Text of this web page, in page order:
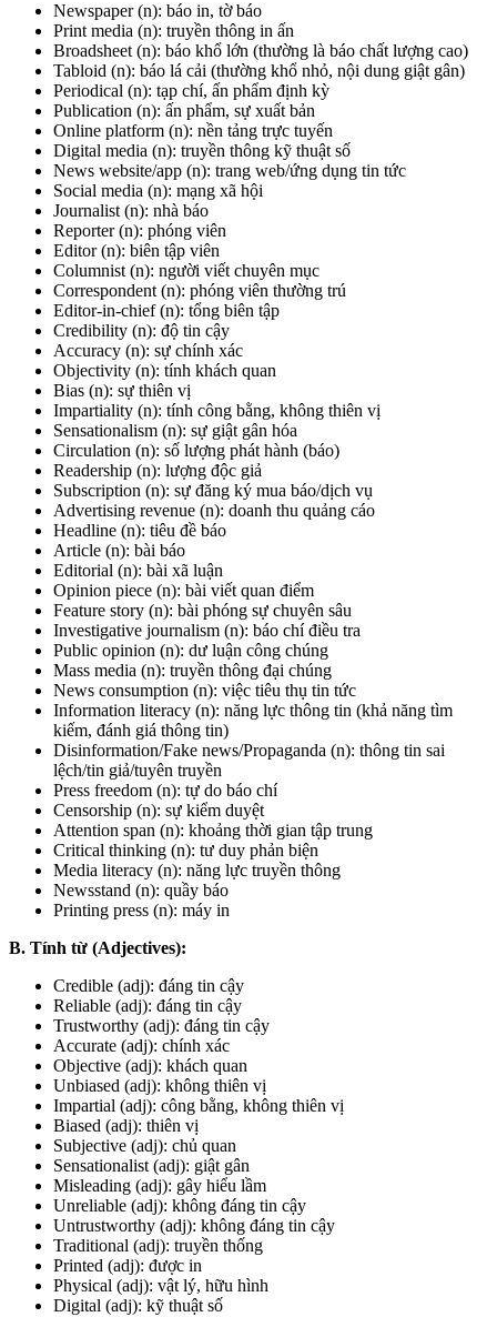
Newspaper(n): báo in, tờ báo
Print media (n): truyền thông in ấn
Broadsheet (n): báo khổ lớn (thường là báo chất lượng cao)
Tabloid (n): báo lá cải (thường khổ nhỏ, nội dung giật gân)
Periodical (n): tạp chí, ấn phẩm định kỳ
Publication (n): ấn phẩm, sự xuất bản
Online platform (n): nền tảng trực tuyến
Digital media (n): truyền thông kỹ thuật số
News website/app (n): trang web/ứng dụng tin tức
Social media (n): mạng xã hội
Journalist (n): nhà báo
Reporter(n): phóng viên
Editor(n): biên tập viên
Columnist (n): người viết chuyên mục
Correspondent (n): phóng viên thường trú
Editor-in-chief(n): tổng biên tập
Credibility (n): độ tin cậy
Accuracy (n): sự chính xác
Objectivity (n): tính khách quan
Bias (n): sự thiên vị
Impartiality (n): tính công bằng, không thiên vị
Sensationalism (n): sự giật gân hóa
Circulation (n): số lượng phát hành (báo)
Readership (n): lượng độc giả
Subscription (n): sự đăng ký mua báo/dịch vụ
Advertising revenue (n): doanh thu quảng cáo
Headline (n): tiêu đề báo
Article (n): bài báo
Editorial (n): bài xã luận
Opinion piece (n): bài viết quan điểm
Feature story (n): bài phóng sự chuyên sâu
Investigative journalism (n): báo chí điều tra
Public opinion (n): dư luận công chúng
Mass media (n): truyền thông đại chúng
News consumption (n): việc tiêu thụ tin tức
Information literacy (n): năng lực thông tin (khả năng tìm
kiếm, đánh giá thông tin)
Disinformation/Fake news/Propaganda (n): thông tin sai
lệch/tin giả/tuyên truyền
Press freedom (n): tự do báo chí
Censorship (n): sự kiểm duyệt
Attention span (n): khoảng thời gian tập trung
Critical thinking (n): tư duy phản biện
Media literacy (n): năng lực truyền thông
Newsstand (n): quầy báo
Printing press (n): máy in
B. Tính từ (Adjectives):
Credible (adj): đáng tin cậy
Reliable (adj): đáng tin cậy
Trustworthy (adj): đáng tin cậy
Accurate (adj): chính xác
Objective (adj): khách quan
Unbiased (adj): không thiên vị
Impartial (adj): công bằng, không thiên vị
Biased (adj): thiên vị
Subjective (adj): chủ quan
Sensationalist (adj): giật gân
Misleading (adj): gây hiểu lầm
Unreliable (adj): không đáng tin cậy
Untrustworthy (adj): không đáng tin cậy
Traditional (adj): truyền thống
Printed (adj): được in
Physical (adj): vật lý, hữu hình
Digital (adj): kỹ thuật số